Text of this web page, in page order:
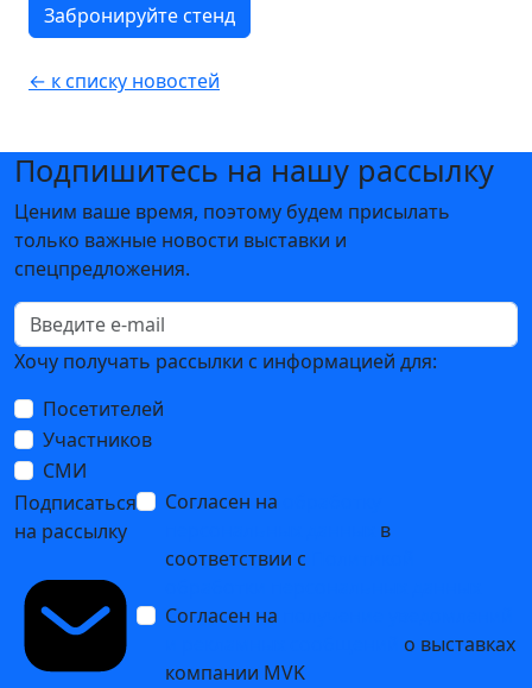
Забронируйте стенд
← к списку новостей
Подпишитесь на нашу рассылку
Ценим ваше время, поэтому будем присылать
только важные новости выставки и
спецпредложения.
Хочу получать рассылки с информацией для:
Посетителей
Участников
СМИ
Подписаться
на рассылку
Согласен на
в
соответствии с
Согласен на
о выставках
компании MVK